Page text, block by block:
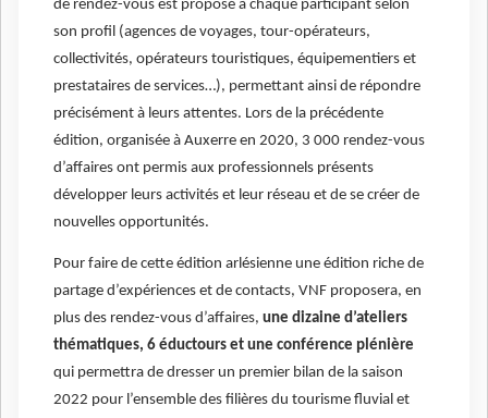
de rendez-vous est proposé à chaque participant selon
son profil (agences de voyages, tour-opérateurs,
collectivités, opérateurs touristiques, équipementiers et
prestataires de services…), permettant ainsi de répondre
précisément à leurs attentes. Lors de la précédente
édition, organisée à Auxerre en 2020, 3 000 rendez-vous
d’affaires ont permis aux professionnels présents
développer leurs activités et leur réseau et de se créer de
nouvelles opportunités.
Pour faire de cette édition arlésienne une édition riche de
partage d’expériences et de contacts, VNF proposera, en
plus des rendez-vous d’affaires, une dizaine d’ateliers
thématiques, 6 éductours et une conférence plénière
qui permettra de dresser un premier bilan de la saison
2022 pour l’ensemble des filières du tourisme fluvial et